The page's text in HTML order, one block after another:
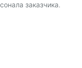
заказчика.